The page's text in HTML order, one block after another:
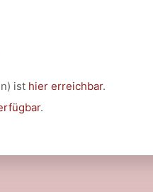
ist hier erreichbar.
.